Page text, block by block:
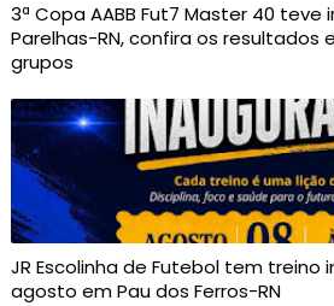
3ª Copa AABB Fut7 Master 40 teve
Parelhas-RN, confira os resultados
grupos
JR Escolinha de Futebol tem treino
agosto em Pau dos Ferros-RN